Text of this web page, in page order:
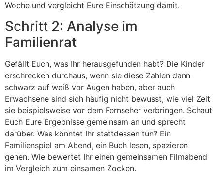
Woche und vergleicht Eure Einschätzung damit.
Schritt 2: Analyse im
Familienrat
Gefällt Euch, was Ihr herausgefunden habt? Die Kinder
erschrecken durchaus, wenn sie diese Zahlen dann
schwarz auf weiß vor Augen haben, aber auch
Erwachsene sind sich häufig nicht bewusst, wie viel Zeit
sie beispielsweise vor dem Fernseher verbringen. Schaut
Euch Eure Ergebnisse gemeinsam an und sprecht
darüber. Was könntet Ihr stattdessen tun? Ein
Familienspiel am Abend, ein Buch lesen, spazieren
gehen. Wie bewertet Ihr einen gemeinsamen Filmabend
im Vergleich zum einsamen Zocken.